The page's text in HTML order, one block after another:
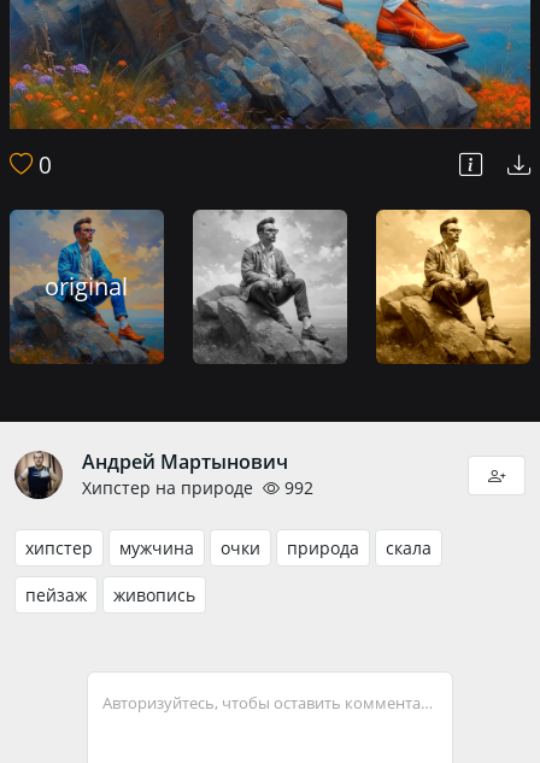
0
original
Андрей Мартынович
Хипстер на природе 992
хипстер мужчина очки природа скала
пейзаж живопись
Авторизуйтесь, чтобы оставить комментарий